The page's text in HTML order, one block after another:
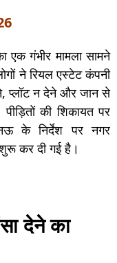
एक गंभीर मामला सामने
ने रियल एस्टेट कंपनी
प्लॉट न देने और जान से
की शिकायत पर
के निर्देश पर नगर
शुरू कर दी गई है।
देने का